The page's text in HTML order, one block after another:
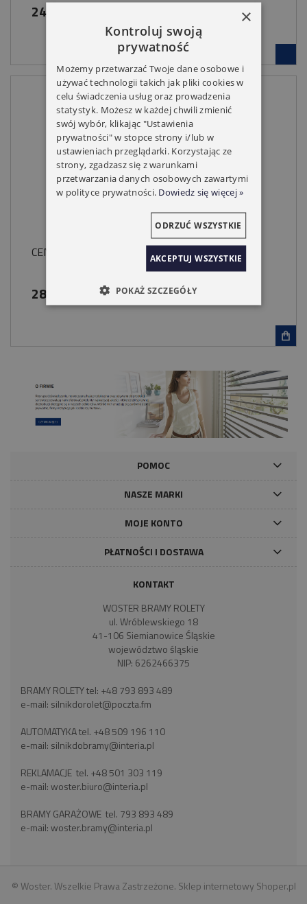
249,00 zł
CENTRALKA YOODA GAMMA X 1-KANAŁOWA .
289,00 zł
POMOC
NASZE MARKI
MOJE KONTO
PŁATNOŚCI I DOSTAWA
KONTAKT
WOSTER BRAMY ROLETY
ul. Wróblewskiego 18
41-106 Siemianowice Śląskie
województwo śląskie
NIP: 6262466375
BRAMY ROLETY tel: +48 793 893 489
e-mail: silnikdorolet@poczta.fm
AUTOMATYKA tel. +48 509 196 110
e-mail: silnikdobramy@interia.pl
REKLAMACJE tel. +48 501 303 119
e-mail:woster.biuro@interia.pl
BRAMY GARAŻOWE tel. 793 893 489
e-mail:woster.bramy@interia.pl
© Woster. Wszelkie Prawa Zastrzeżone. Sklep internetowy Shoper.pl
×
Kontroluj swoją
prywatność
Możemy przetwarzać Twoje dane osobowe i
używać technologii takich jak pliki cookies w
celu świadczenia usług oraz prowadzenia
statystyk. Możesz w każdej chwili zmienić
swój wybór, klikając "Ustawienia
prywatności" w stopce strony i/lub w
ustawieniach przeglądarki. Korzystając ze
strony, zgadzasz się z warunkami
przetwarzania danych osobowych zawartymi
w polityce prywatności. Dowiedz się więcej »
AKCEPTUJ WSZYSTKIE
ODRZUĆ WSZYSTKIE
POKAŻ SZCZEGÓŁY